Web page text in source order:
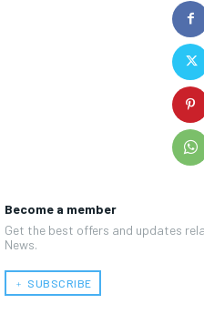
Become a member
Get the best offers and updates
News.
﹢ SUBSCRIBE